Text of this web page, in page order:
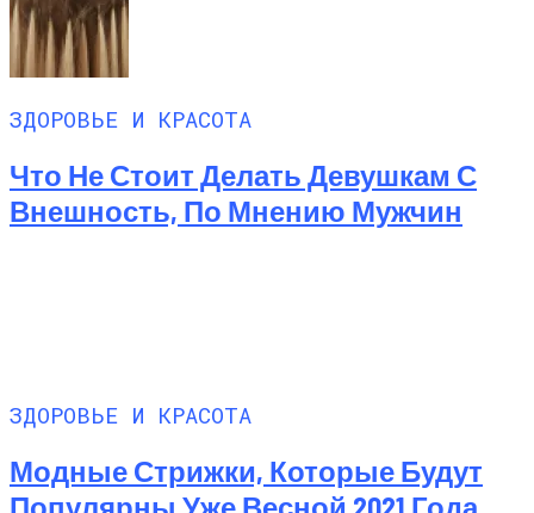
ЗДОРОВЬЕ И КРАСОТА
Что Не Стоит Делать Девушкам С
Внешность, По Мнению Мужчин
ЗДОРОВЬЕ И КРАСОТА
Модные Стрижки, Которые Будут